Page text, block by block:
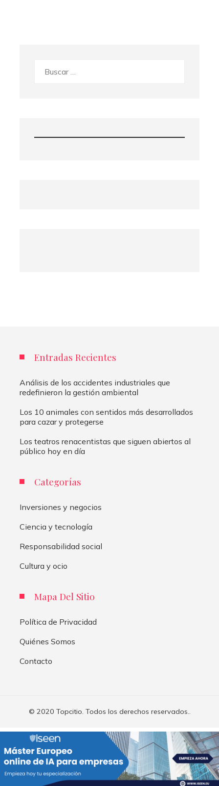
Entradas Recientes
Análisis de los accidentes industriales que
redefinieron la gestión ambiental
Los 10 animales con sentidos más desarrollados
para cazar y protegerse
Los teatros renacentistas que siguen abiertos al
público hoy en día
Categorías
Inversiones y negocios
Ciencia y tecnología
Responsabilidad social
Cultura y ocio
Mapa Del Sitio
Política de Privacidad
Quiénes Somos
Contacto
© 2020 Topcitio. Todos los derechos reservados..